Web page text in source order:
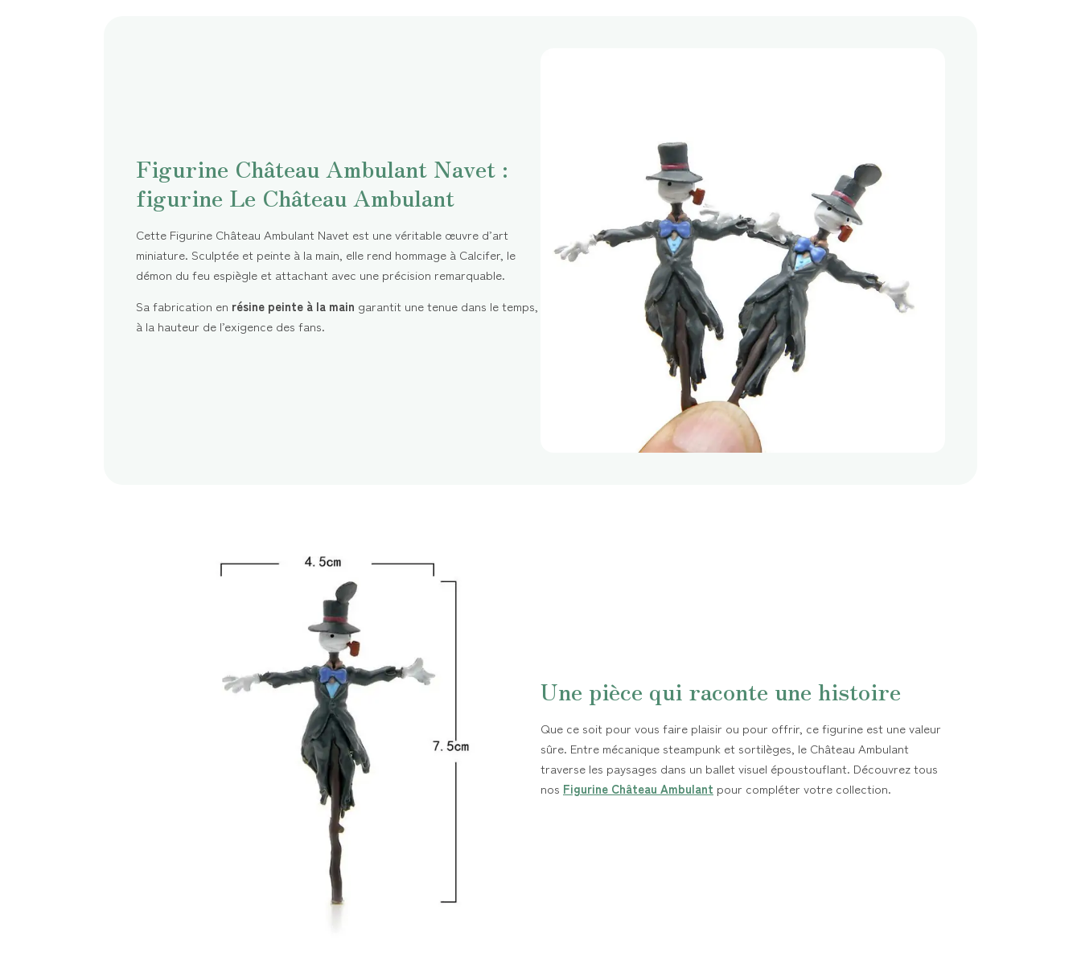
Figurine Château Ambulant Navet :
figurine Le Château Ambulant
Cette Figurine Château Ambulant Navet est une véritable œuvre d’art
miniature. Sculptée et peinte à la main, elle rend hommage à Calcifer, le
démon du feu espiègle et attachant avec une précision remarquable.
Sa fabrication en résine peinte à la main garantit une tenue dans le temps,
à la hauteur de l’exigence des fans.
Une pièce qui raconte une histoire
Que ce soit pour vous faire plaisir ou pour offrir, ce figurine est une valeur
sûre. Entre mécanique steampunk et sortilèges, le Château Ambulant
traverse les paysages dans un ballet visuel époustouflant. Découvrez tous
nos Figurine Château Ambulant pour compléter votre collection.